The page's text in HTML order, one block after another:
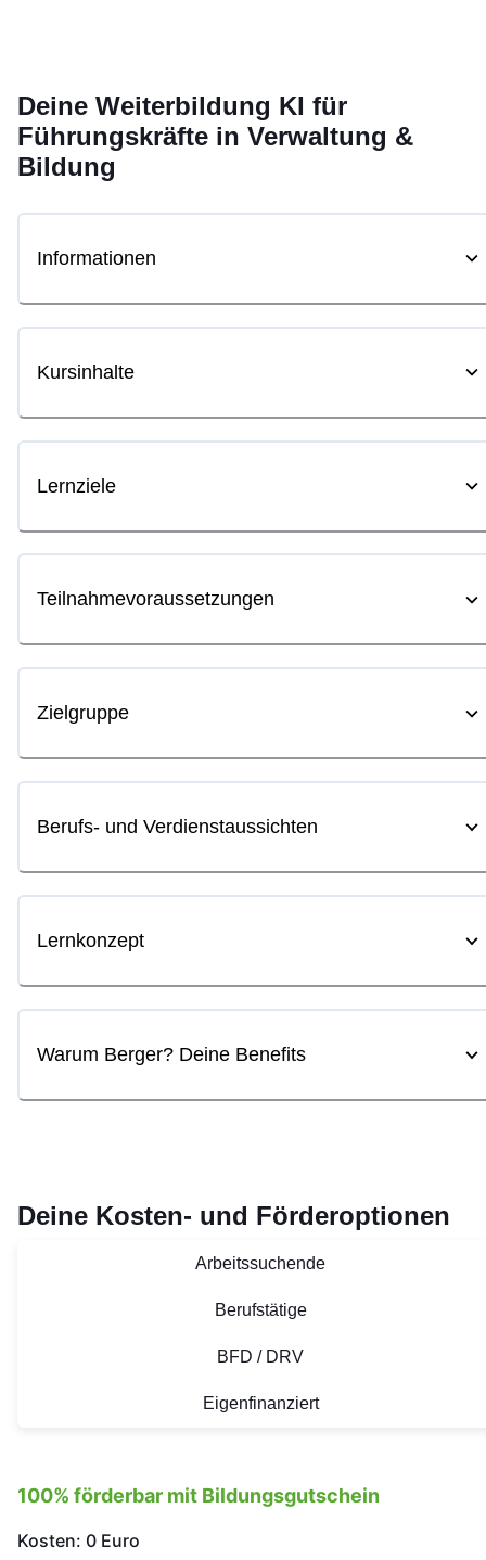
Deine Weiterbildung KI für
Führungskräfte in Verwaltung &
Bildung
Informationen
Kursinhalte
Lernziele
Teilnahmevoraussetzungen
Zielgruppe
Berufs- und Verdienstaussichten
Lernkonzept
Warum Berger? Deine Benefits
Deine Kosten- und Förderoptionen
Arbeitssuchende
Berufstätige
BFD / DRV
Eigenfinanziert
100% förderbar mit Bildungsgutschein
Kosten: 0 Euro